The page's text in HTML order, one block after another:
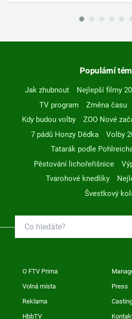
Populární
Jak zhubnout Nejlepší filmy
TV program
Změna času
Kdy budou volby
ZOO Nové
7 pádů Honzy Dědka
Volby
Tatarák podle
Pěstování lichořeřišnice
Tvarohové knedlíky
Švestkový
O FTV Prima
Volná místa Press
Reklama
HbbTV